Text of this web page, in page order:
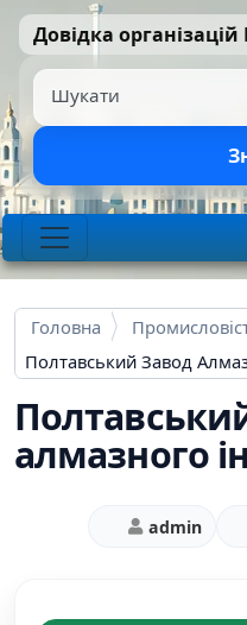
Перейти до основного
Довідка
Шукати
Головна
Полтавський Завод
алмазного
admin